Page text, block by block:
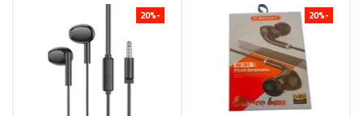
-20%
-20%